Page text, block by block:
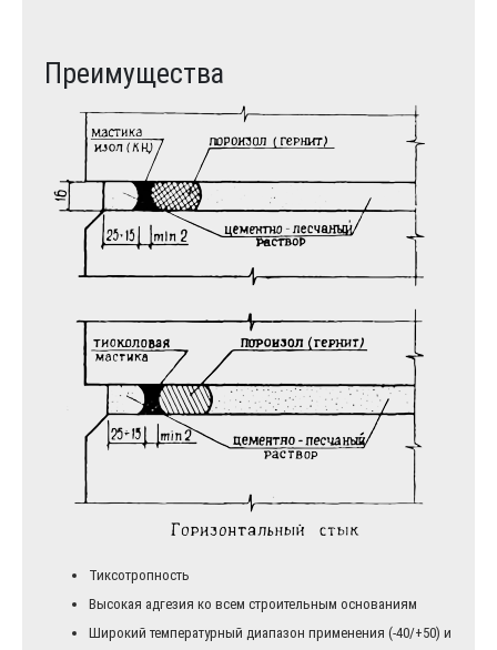
Преимущества
Тиксотропность
Высокая адгезия ко всем строительным основаниям
Широкий температурный диапазон применения (-40/+50) и